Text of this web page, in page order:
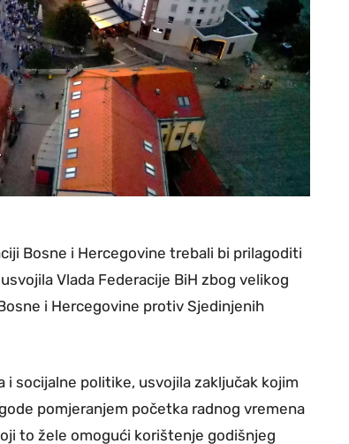
Bosne i Hercegovine trebali bi prilagoditi
Vlada Federacije BiH zbog velikog
i Hercegovine protiv Sjedinjenih
i socijalne politike, usvojila zaključak kojim
pomjeranjem početka radnog vremena
to žele omogući korištenje godišnjeg